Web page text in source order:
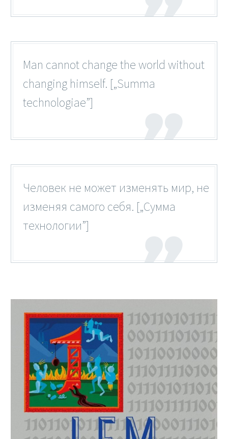
Man cannot change the world without
changing himself. [„Summa
technologiae”]
Человек не может изменять мир, не
изменяя самого себя. [„Сумма
технологии”]